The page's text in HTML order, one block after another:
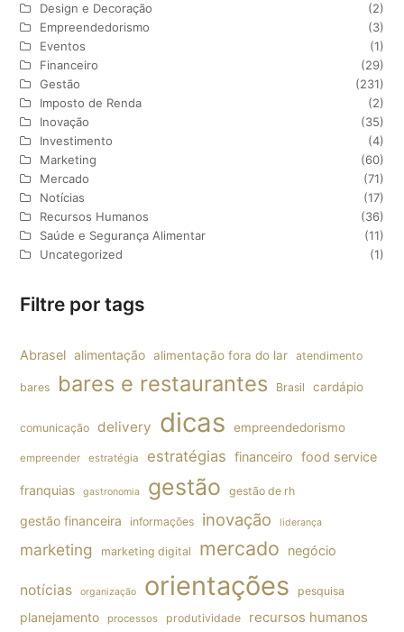
Design e Decoração
(2)
Empreendedorismo
(3)
Eventos
(1)
Financeiro
(29)
Gestão
(231)
Imposto de Renda
(2)
Inovação
(35)
Investimento
(4)
Marketing
(60)
Mercado
(71)
Notícias
(17)
Recursos Humanos
(36)
Saúde e Segurança Alimentar
(11)
Uncategorized
(1)
Filtre por tags
Abrasel alimentação alimentação fora do lar atendimento
bares bares e restaurantes Brasil cardápio
comunicação delivery dicas empreendedorismo
empreender estratégia estratégias financeiro food service
franquias gastronomia gestão gestão de rh
gestão financeira informações inovação liderança
marketing marketing digital mercado negócio
notícias organização orientações pesquisa
planejamento processos produtividade recursos humanos